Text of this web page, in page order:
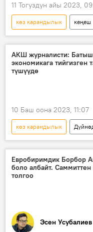
11 Тогуздун айы 2023,
көз карандылык кеңеш
адам
абал
ден соолук
АКШ журналисти:
экономикага тийгизген
түшүүдө
10 Баш оона 2023, 11:07
көз карандылык
АКШ
Нигерия
Экономика
чийки зат
Евробиримдик Борбор
боло албайт.
толгоо
Эсен Усубалиев